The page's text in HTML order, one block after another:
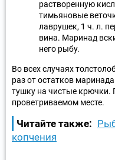
растворенную
тимьяновые
лаврушек, 1 ч. л.
вина. Маринад
него рыбу.
Во всех случаях
раз от остатков
тушку на чистые крючки.
проветриваемом месте.
Читайте также:
копчения